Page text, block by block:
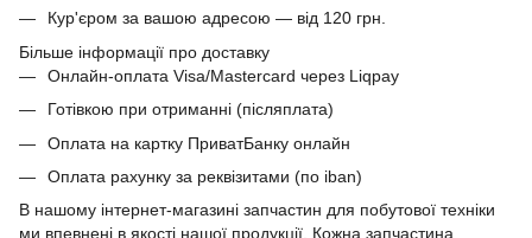
Кур'єром за вашою адресою — від 120 грн.
Більше інформації про доставку
Онлайн-оплата Visa/Mastercard через Liqpay
Готівкою при отриманні (післяплата)
Оплата на картку ПриватБанку онлайн
Оплата рахунку за реквізитами (по iban)
В нашому інтернет-магазині запчастин для побутової техніки
ми впевнені в якості нашої продукції. Кожна запчастина